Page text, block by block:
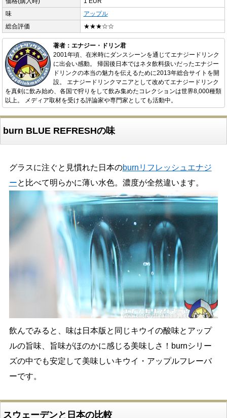
味
アップル
総合評価
★★★☆☆
著者：エナジー・ドリン君
2001年頃、在米時にダンスシーンを通じてエナジードリンク
に出会い感動。 帰国後日本ではネタ飲料扱いだったエナジー
ドリンクの本当の魅力を伝えるために2013年総合サイトを開
設。 エナジードリンクマニアとして改めてエナジードリンク
を真剣に飲み始め、各国で狩りをして飲み集めたコレクションは世界8,000種類
以上。 メディア取材を受ける評論家や専門家としても活動中。
burn BLUE REFRESHの味
グラスに注ぐと見慣れた日本のburnリフレッシュエナジ
ーと比べて明らかに薄い水色。濃度が全然違います。
飲んでみると、味は日本版と同じキウイの酸味とアップ
ルの旨味、旨味がほのかに感じる美味しさ！burnシリー
ズの中でも安定して美味しいキウイ・アップルフレーバ
ーです。
スウェーデンと日本の比較